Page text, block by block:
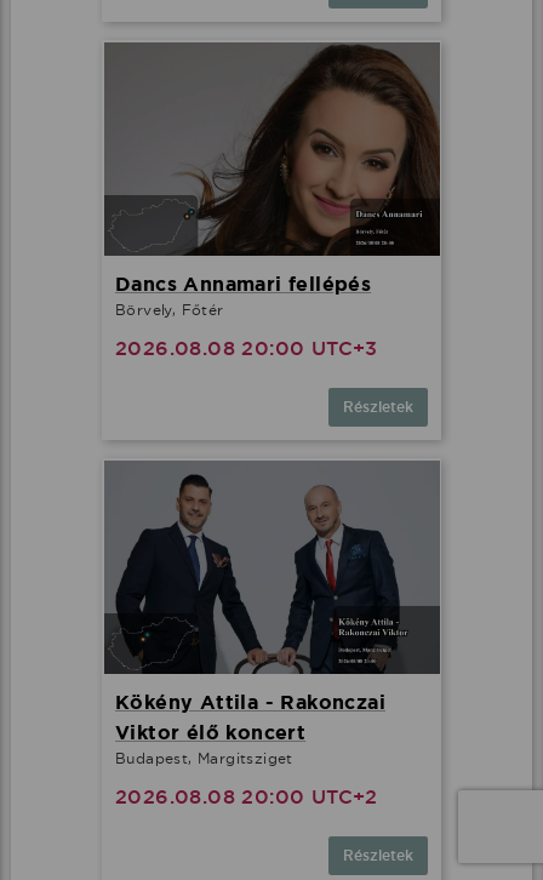
Dancs Annamari fellépés
Börvely, Főtér
2026.08.08 20:00 UTC+3
Részletek
Kökény Attila - Rakonczai
Viktor élő koncert
Budapest, Margitsziget
2026.08.08 20:00 UTC+2
Részletek